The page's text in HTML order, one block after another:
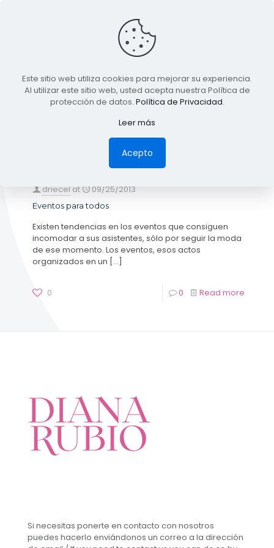
BLOG
TODA LA INFORMACIÓN
Tags Authors
driecel at 09/25/2013
Eventos para todos
Existen tendencias en los eventos que consiguen
incomodar a sus asistentes, sólo por seguir la moda
de ese momento. Los eventos, esos actos
organizados en un […]
0 0 Read more
Si necesitas ponerte en contacto con nosotros
puedes hacerlo enviándonos un correo a la dirección
Este sitio web utiliza cookies para mejorar su experiencia.
Al utilizar este sitio web, usted acepta nuestra Política de
protección de datos. Política de Privacidad.
Leer más
Acepto